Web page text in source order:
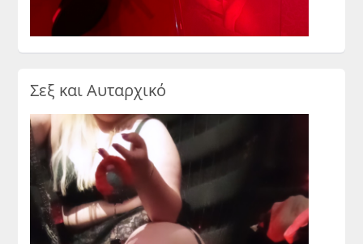
Σεξ και Αυταρχικό